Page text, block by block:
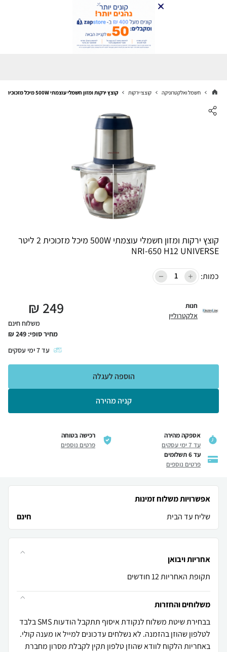
חשמל ואלקטרוניקה קוצצי ירקות קוצץ ירקות ומזון חשמלי עוצמתי 500W מיכל מזכוכית 2 ליטר NRI-650 H12 UNIVERSE
קוצץ ירקות ומזון חשמלי עוצמתי 500W מיכל מזכוכית 2 ליטר
NRI-650 H12 UNIVERSE
כמות:
חנות
אלקטרוליין 249
₪
משלוח חינם
מחיר סופי: 249
₪
עד7ימי עסקים
קניה מהירה
הוספה לעגלה
אספקה מהירה
עד 7 ימי עסקים
רכישה בטוחה
פרטים נוספים
עד 6 תשלומים
פרטים נוספים
אפשרויות משלוח זמינות
שליח עד הבית
חינם
אחריות ויבואן
תקופת האחריות 12 חודשים
משלוחים והחזרות
בבחירת שיטת משלוח לנקודת איסוף תתקבל הודעות SMS בלבד
באחריות הלקוח לוודא שהוזן טלפון תקין לקבלת מסרון מחברת